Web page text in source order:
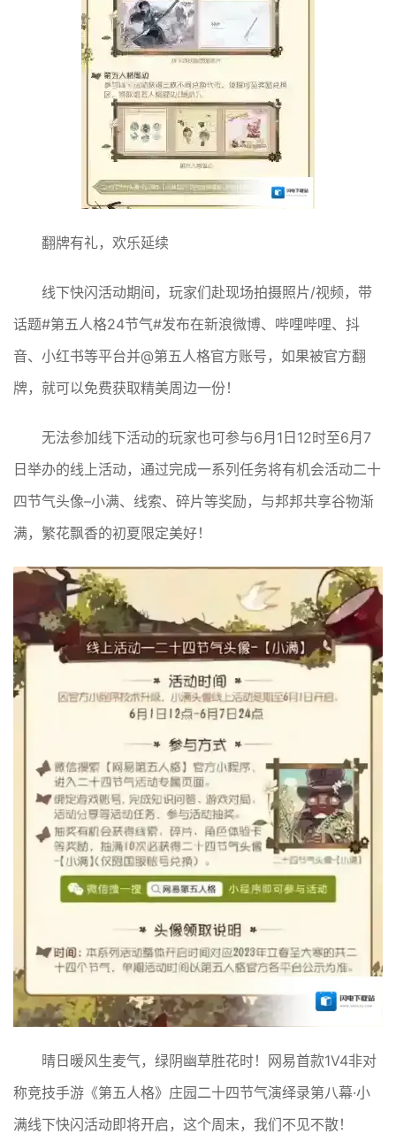
翻牌有礼，欢乐延续
线下快闪活动期间，玩家们赴现场拍摄照片/视频，带
话题#第五人格24节气#发布在新浪微博、哔哩哔哩、抖
音、小红书等平台并@第五人格官方账号，如果被官方翻
牌，就可以免费获取精美周边一份！
无法参加线下活动的玩家也可参与6月1日12时至6月7
日举办的线上活动，通过完成一系列任务将有机会活动二十
四节气头像–小满、线索、碎片等奖励，与邦邦共享谷物渐
满，繁花飘香的初夏限定美好！
晴日暖风生麦气，绿阴幽草胜花时！网易首款1V4非对
称竞技手游《第五人格》庄园二十四节气演绎录第八幕·小
满线下快闪活动即将开启，这个周末，我们不见不散！